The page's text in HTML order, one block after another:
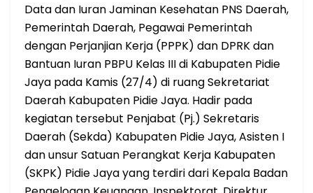
Data dan Iuran Jaminan Kesehatan PNS Daerah,
Pemerintah Daerah, Pegawai Pemerintah
dengan Perjanjian Kerja (PPPK) dan DPRK dan
Bantuan Iuran PBPU Kelas III di Kabupaten Pidie
Jaya pada Kamis (27/4) di ruang Sekretariat
Daerah Kabupaten Pidie Jaya. Hadir pada
kegiatan tersebut Penjabat (Pj.) Sekretaris
Daerah (Sekda) Kabupaten Pidie Jaya, Asisten I
dan unsur Satuan Perangkat Kerja Kabupaten
(SKPK) Pidie Jaya yang terdiri dari Kepala Badan